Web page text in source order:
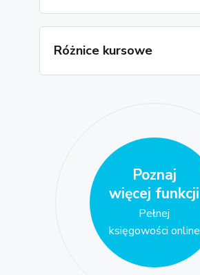
Różnice kursowe
Poznaj
więcej funkcji
Pełnej
księgowości online